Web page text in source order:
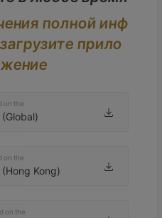
полной инф
прило
жение
on the
on the
(Hong Kong)
on the